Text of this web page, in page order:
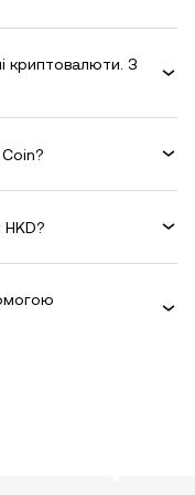
криптовалюти. З
Coin?
HKD?